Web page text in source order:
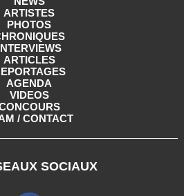
ARTISTES
PHOTOS
ARTICLES
AGENDA
VIDEOS
/ CONTACT
SOCIAUX